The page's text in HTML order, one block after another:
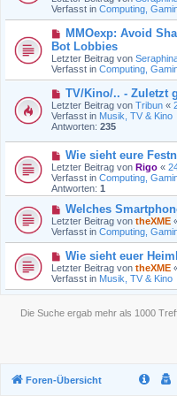
t
r
a
g
e
r
B
i
t
r
g
Verfasst in Computing,
N
u
e
r
B
i
t
r
MMOexp: Avoid
Bot Lobbies
Letzter Beitrag von
Verfasst in Computing,
N
e
u
e
r
B
e
i
t
r
a
g
TV/Kino/.. - Zuletzt
Letzter Beitrag von Tribun «
Verfasst in Musik, TV & Kino
Antworten: 235
N
e
u
e
r
B
e
i
t
a
g
Wie sieht eure
Letzter Beitrag von Rigo «
Verfasst in Computing,
Antworten: 1
N
e
u
e
B
e
i
t
a
Welches
Letzter Beitrag von theXME
Verfasst in Computing,
N
e
u
e
e
Wie sieht euer
Letzter Beitrag von theXME
Verfasst in Musik, TV & Kino
Die Suche ergab mehr als 1000
Foren-Übersicht